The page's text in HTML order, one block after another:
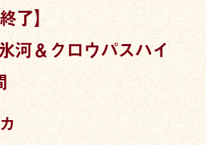
了】
河＆クロウパスハイ